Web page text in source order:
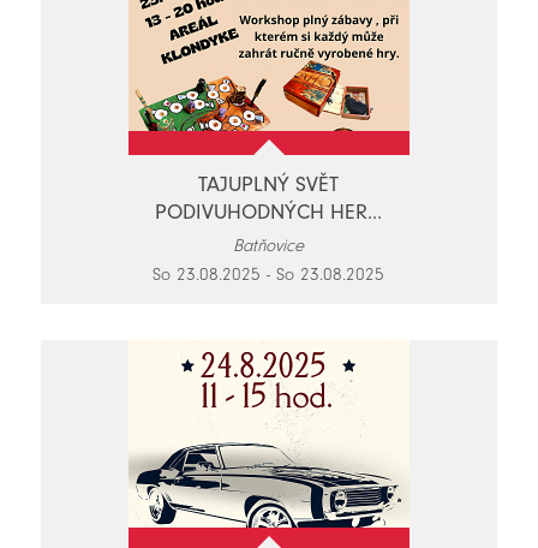
TAJUPLNÝ SVĚT
PODIVUHODNÝCH HER...
Batňovice
So 23.08.2025 - So 23.08.2025